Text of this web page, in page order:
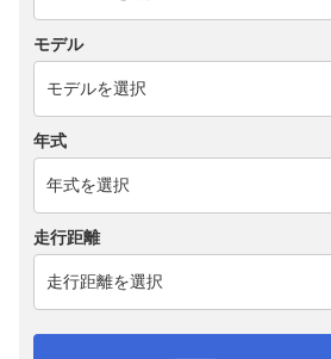
モデル
年式
走行距離